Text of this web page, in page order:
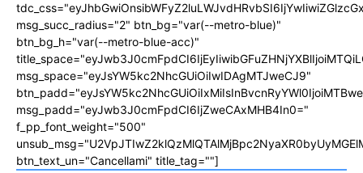
msg_succ_radius="2" btn_bg="var(--metro-blue)"
btn_bg_h="var(--metro-blue-acc)"
msg_space="eyJsYW5kc2NhcGUiOiIwIDAgMTJweCJ9"
msg_padd="eyJwb3J0cmFpdCI6IjZweCAxMHB4In0="
f_pp_font_weight="500"
btn_text_un="Cancellami" title_tag=""]